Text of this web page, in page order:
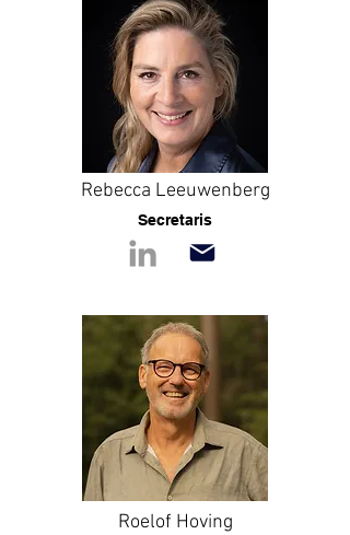
Rebecca Leeuwenberg
Secretaris
Roelof Hoving